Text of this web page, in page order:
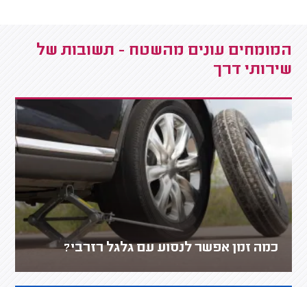
המומחים עונים מהשטח - תשובות של
שירותי דרך
כמה זמן אפשר לנסוע עם גלגל רזרבי?